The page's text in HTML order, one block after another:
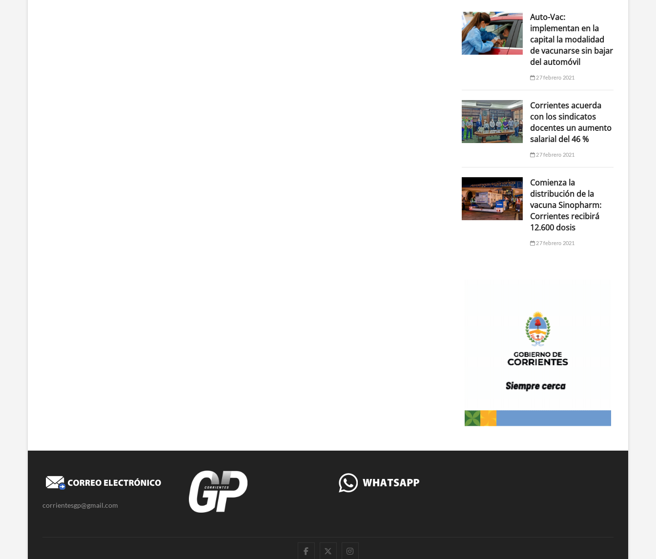
Auto-Vac:
implementan en la
capital la modalidad
de vacunarse sin bajar
del automóvil
27 febrero 2021
Corrientes acuerda
con los sindicatos
docentes un aumento
salarial del 46 %
27 febrero 2021
Comienza la
distribución de la
vacuna Sinopharm:
Corrientes recibirá
12.600 dosis
27 febrero 2021
corrientesgp@gmail.com
| TwitterInstagram